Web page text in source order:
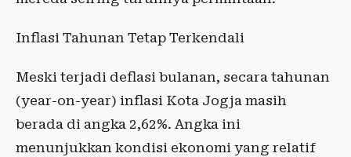
Inflasi Tahunan Tetap Terkendali
Meski terjadi deflasi bulanan, secara tahunan
(year-on-year) inflasi Kota Jogja masih
berada di angka 2,62%. Angka ini
menunjukkan kondisi ekonomi yang relatif